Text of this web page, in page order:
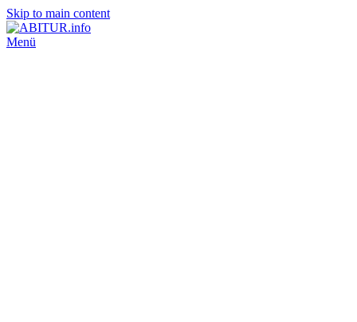
Skip to main content
Menü